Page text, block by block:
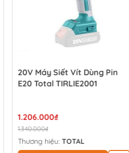
20V Máy Siết Vít Dùng Pin
E20 Total TIRLIE2001
1.206.000₫
1.340.000₫
Thương hiệu:TOTAL